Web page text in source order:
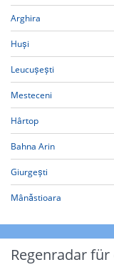
Arghira
Huși
Leucușești
Mesteceni
Hârtop
Bahna Arin
Giurgești
Mânăstioara
Regenradar